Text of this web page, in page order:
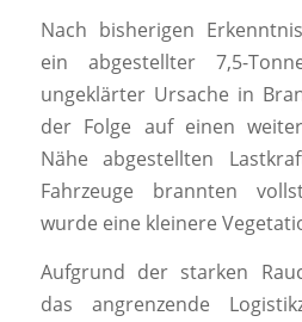
Nach bisherigen
ein abgestellter 7,5-
ungeklärter Ursache in
der Folge auf einen
Nähe abgestellten
Fahrzeuge brannten
wurde eine kleinere
Aufgrund der starken
das angrenzende